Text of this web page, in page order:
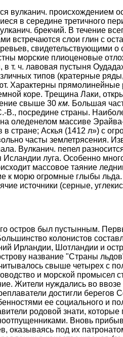
вулка­нич. происхождением
в сере­дине третичного
брекчий. В течение
встречаются слои глин с
свидетельствующими о
морские плиоценовые
т. ч. лавовая пустыня
типов (кратерные
Характерны прямолинейные
коре. Трещина Лаки,
свыше 30 км. Большая
посре­дине страны.
оледе­нелом массиве
в стране; Аскья (1412 л») с
часты землетрясения.
Вулканич. пепел
луга. Особенно
массовое таяние
к морю огромные глыбы
источники (серные,
остров был пустынным.
колонистов
Ирландии, Шотландии и
название "Страны
свыше четырех с
и морской промысел
Жители нуждались во
достигли берегов
ее социального и
родовой знати,
Вновь
оказываясь под их